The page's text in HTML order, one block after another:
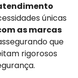
únicas
as marcas
que
rigorosos